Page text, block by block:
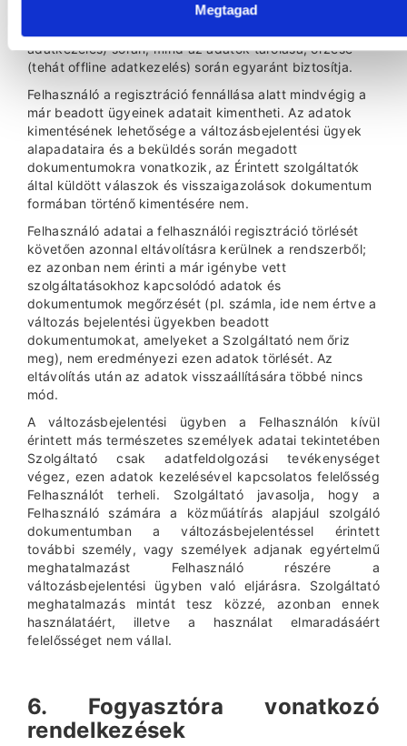
Megtagad
Szolgáltató a rendelkezésére bocsátott adatok
adatkezelés) során, mind az adatok tárolása, őrzése
(tehát offline adatkezelés) során egyaránt biztosítja.
Felhasználó a regisztráció fennállása alatt mindvégig a
már beadott ügyeinek adatait kimentheti. Az adatok
kimentésének lehetősége a változásbejelentési ügyek
alapadataira és a beküldés során megadott
dokumentumokra vonatkozik, az Érintett szolgáltatók
által küldött válaszok és visszaigazolások dokumentum
formában történő kimentésére nem.
Felhasználó adatai a felhasználói regisztráció törlését
követően azonnal eltávolításra kerülnek a rendszerből;
ez azonban nem érinti a már igénybe vett
szolgáltatásokhoz kapcsolódó adatok és
dokumentumok megőrzését (pl. számla, ide nem értve a
változás bejelentési ügyekben beadott
dokumentumokat, amelyeket a Szolgáltató nem őriz
meg), nem eredményezi ezen adatok törlését. Az
eltávolítás után az adatok visszaállítására többé nincs
mód.
A változásbejelentési ügyben a Felhasználón kívül
érintett más természetes személyek adatai tekintetében
Szolgáltató csak adatfeldolgozási tevékenységet
végez, ezen adatok kezelésével kapcsolatos felelősség
Felhasználót terheli. Szolgáltató javasolja, hogy a
Felhasználó számára a közműátírás alapjául szolgáló
dokumentumban a változásbejelentéssel érintett
további személy, vagy személyek adjanak egyértelmű
meghatalmazást Felhasználó részére a
változásbejelentési ügyben való eljárásra. Szolgáltató
meghatalmazás mintát tesz közzé, azonban ennek
használatáért, illetve a használat elmaradásáért
felelősséget nem vállal.
6. Fogyasztóra vonatkozó
rendelkezések